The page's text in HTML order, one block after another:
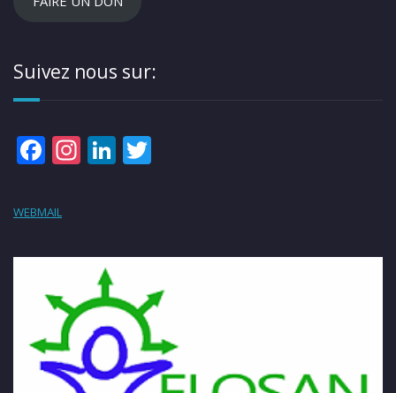
Suivez nous sur:
Facebook
Instagram
LinkedIn
WEBMAIL